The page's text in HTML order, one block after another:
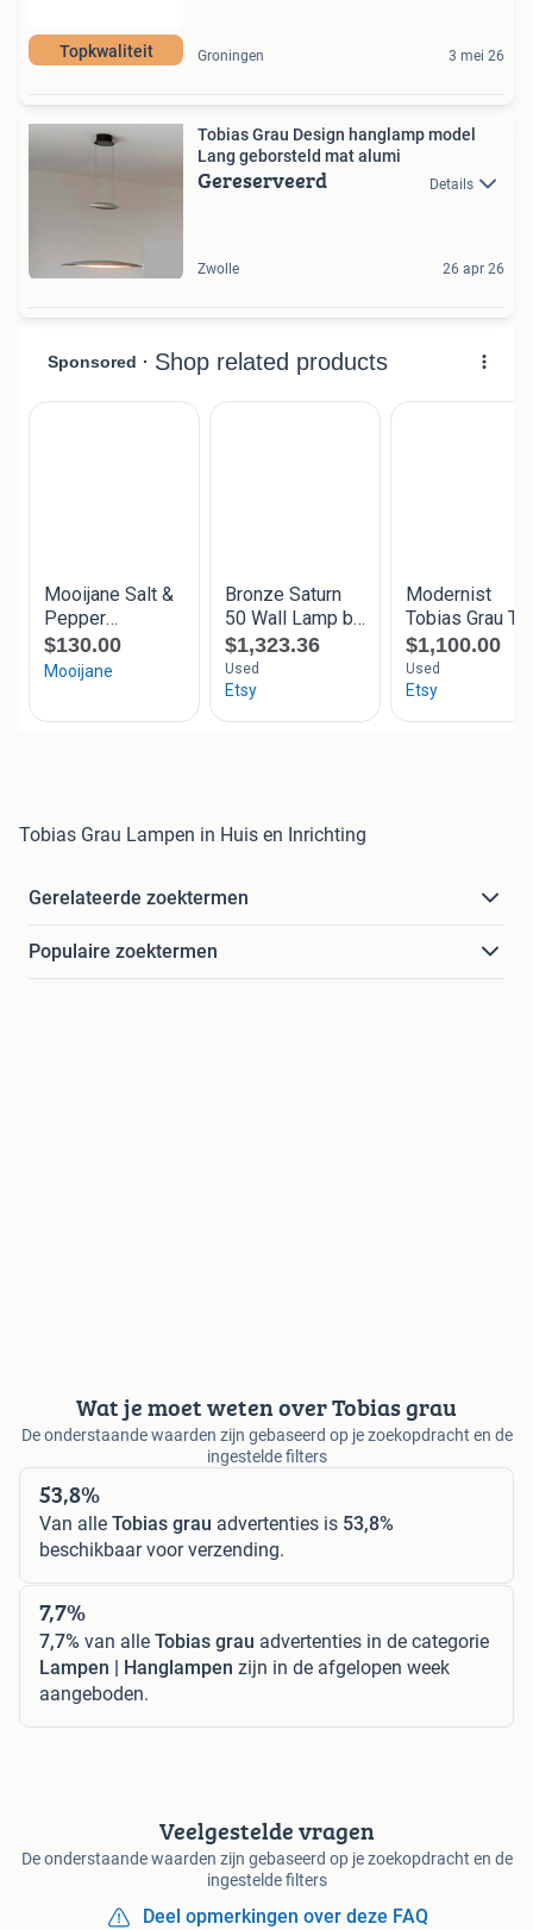
Topkwaliteit Groningen 3 mei 26
Tobias Grau Design hanglamp model
Lang geborsteld mat alumi
Gereserveerd Details
Zwolle 26 apr 26
Tobias Grau Lampen in Huis en Inrichting
Gerelateerde zoektermen
Populaire zoektermen
Wat je moet weten over Tobias grau
De onderstaande waarden zijn gebaseerd op je zoekopdracht en de
ingestelde filters
53,8%
Van alle Tobias grau advertenties is 53,8%
beschikbaar voor verzending.
7,7%
7,7% van alle Tobias grau advertenties in de categorie
Lampen | Hanglampen zijn in de afgelopen week
aangeboden.
Veelgestelde vragen
De onderstaande waarden zijn gebaseerd op je zoekopdracht en de
ingestelde filters
Deel opmerkingen over deze FAQ